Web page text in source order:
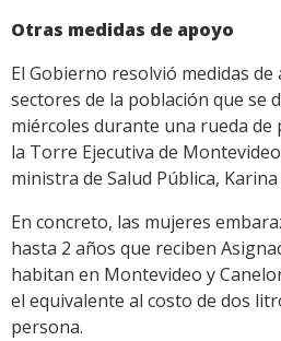
Otras medidas de apoyo
El Gobierno resolvió medidas
sectores de la población que se
miércoles durante una rueda de
la Torre Ejecutiva de
ministra de Salud Pública,
En concreto, las mujeres
hasta 2 años que reciben
habitan en Montevideo y
el equivalente al costo de dos
persona.